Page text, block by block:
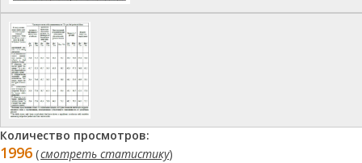
Количество просмотров:
1996 (смотреть статистику)